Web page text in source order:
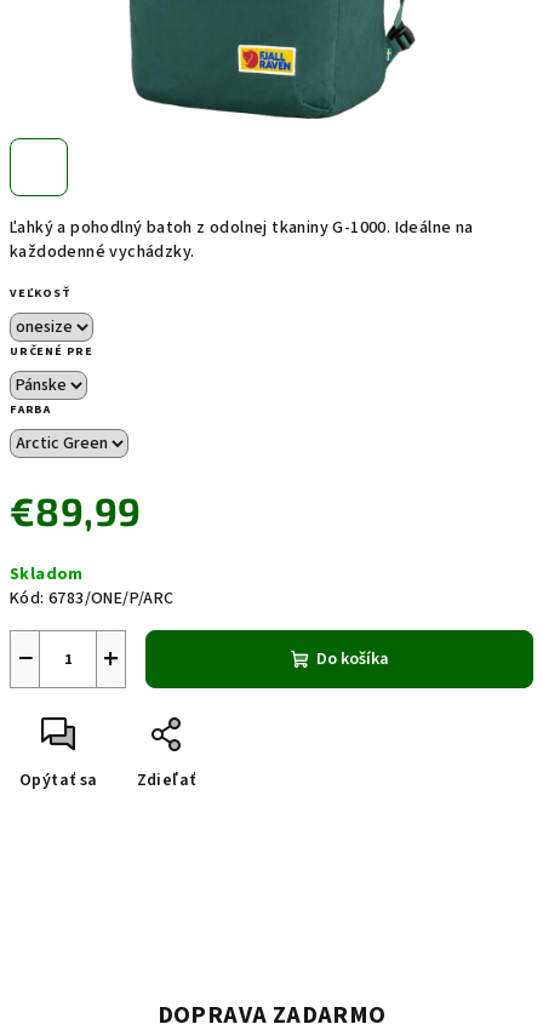
Ľahký a pohodlný batoh z odolnej tkaniny G-1000. Ideálne na
každodenné vychádzky.
VEĽKOSŤ
URČENÉ PRE
FARBA
€89,99
cena:
Skladom
Kód: 6783/ONE/P/ARC
+
− Do košíka
Opýtať sa Zdieľať
DOPRAVA ZADARMO